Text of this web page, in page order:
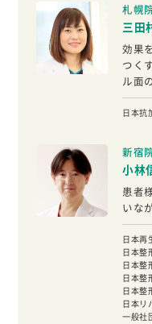
札幌
三田
効果
つく
ル面
日本抗
新宿
小林
患者
いな
日本再
日本整
日本整
日本整
日本整
日本リ
一般社